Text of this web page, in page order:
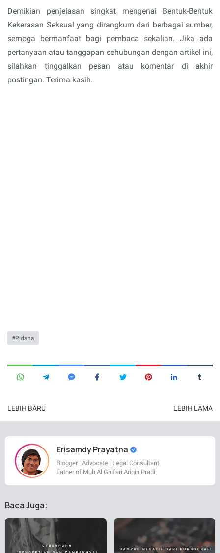
Demikian penjelasan singkat mengenai Bentuk-Bentuk
Kekerasan Seksual yang dirangkum dari berbagai sumber,
semoga bermanfaat bagi pembaca sekalian. Jika ada
pertanyaan atau tanggapan sehubungan dengan artikel ini,
silahkan tinggalkan pesan atau komentar di akhir
postingan. Terima kasih.
Pidana
LEBIH BARU LEBIH LAMA
Erisamdy Prayatna
Blogger | Advocate | Legal Consultant
Father of Muh Al Ghifari Ariqin Pradi
Baca Juga: